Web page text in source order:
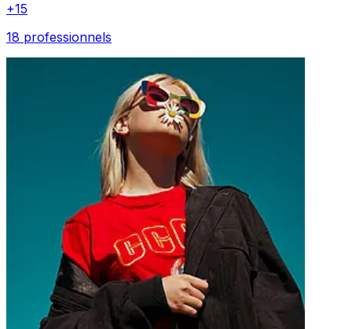
+15
18 professionnels